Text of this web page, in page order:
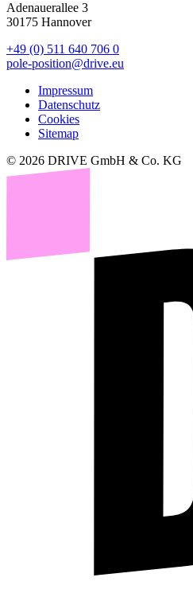
Adenauerallee 3
30175 Hannover
+49 (0) 511 640 706 0
pole-position@drive.eu
Impressum
Datenschutz
Cookies
Sitemap
© 2026 DRIVE GmbH & Co. KG